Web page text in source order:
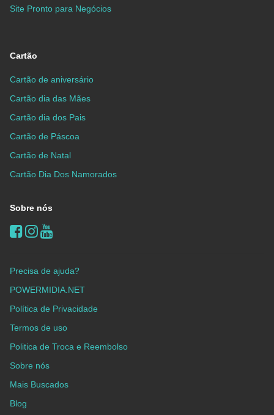
Site Pronto para Negócios
Cartão
Cartão de aniversário
Cartão dia das Mães
Cartão dia dos Pais
Cartão de Páscoa
Cartão de Natal
Cartão Dia Dos Namorados
Sobre nós
Precisa de ajuda?
POWERMIDIA.NET
Política de Privacidade
Termos de uso
Politica de Troca e Reembolso
Sobre nós
Mais Buscados
Blog